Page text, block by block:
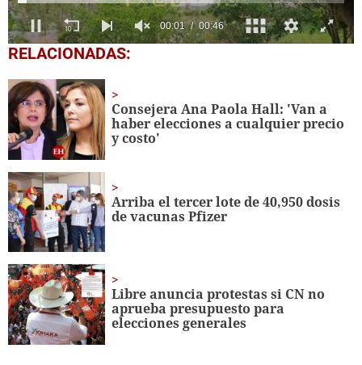
0
seconds
46
seconds
RELACIONADAS:
Consejera Ana Paola Hall: 'Van a
haber elecciones a cualquier precio
y costo'
Arriba el tercer lote de 40,950 dosis
de vacunas Pfizer
Libre anuncia protestas si CN no
aprueba presupuesto para
elecciones generales